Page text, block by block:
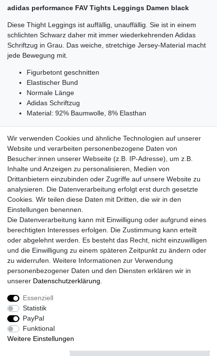
adidas performance FAV Tights Leggings Damen black
Diese Thight Leggings ist auffällig, unauffällig. Sie ist in einem
schlichten Schwarz daher mit immer wiederkehrenden Adidas
Schriftzug in Grau. Das weiche, stretchige Jersey-Material macht
jede Bewegung mit.
Figurbetont geschnitten
Elastischer Bund
Normale Länge
Adidas Schriftzug
Material: 92% Baumwolle, 8% Elasthan
Lieferzeit etwa 1 bis 3 Werktage
Versand mit DHL
14 Tage Rückgaberecht
Kontaktieren Sie uns!
Widerrufs­recht Widerrufs­formular Impressum
Daten­schutz­erklärung
© Copyright 2026 | Alle Rechte vorbehalten.
Wir verwenden Cookies und ähnliche Technologien auf unserer
Website und verarbeiten personenbezogene Daten von
Besucher:innen unserer Webseite (z.B. IP-Adresse), um z.B.
Inhalte und Anzeigen zu personalisieren, Medien von
Drittanbietern einzubinden oder Zugriffe auf unsere Website zu
analysieren. Die Datenverarbeitung erfolgt erst durch gesetzte
Cookies. Wir teilen diese Daten mit Dritten, die wir in den
Einstellungen benennen.
Die Datenverarbeitung kann mit Einwilligung oder aufgrund eines
berechtigten Interesses erfolgen. Die Zustimmung kann erteilt
oder abgelehnt werden. Es besteht das Recht, nicht einzuwilligen
und die Einwilligung zu einem späteren Zeitpunkt zu ändern oder
zu widerrufen. Weitere Informationen zur Verwendung
personenbezogener Daten und den Diensten erklären wir in
unserer Daten­schutz­erklärung
Essenziell
Statistik
PayPal
Funktional
Weitere Einstellungen